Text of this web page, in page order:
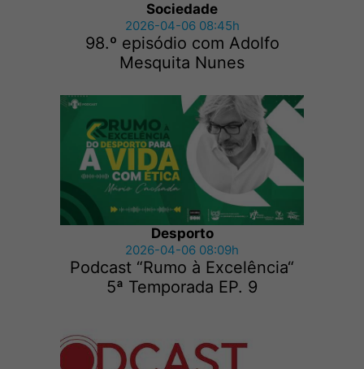
Sociedade
2026-04-06 08:45h
98.º episódio com Adolfo
Mesquita Nunes
Desporto
2026-04-06 08:09h
Podcast “Rumo à Excelência“
5ª Temporada EP. 9